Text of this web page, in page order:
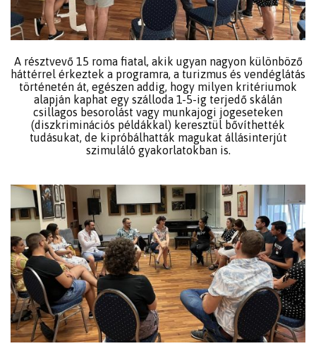
A résztvevő 15 roma fiatal, akik ugyan nagyon különböző
háttérrel érkeztek a programra, a turizmus és vendéglátás
történetén át, egészen addig, hogy milyen kritériumok
alapján kaphat egy szálloda 1-5-ig terjedő skálán
csillagos besorolást vagy munkajogi jogeseteken
(diszkriminációs példákkal) keresztül bővíthették
tudásukat, de kipróbálhatták magukat állásinterjút
szimuláló gyakorlatokban is.